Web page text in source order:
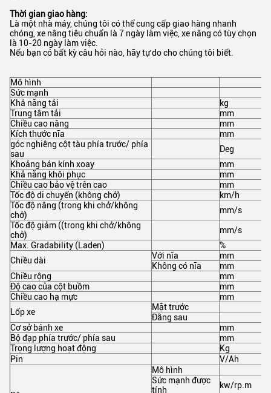
Thời gian giao hàng:
Là một nhà máy, chúng tôi có thể cung cấp giao hàng nhanh
chóng, xe nâng tiêu chuẩn là 7 ngày làm việc, xe nâng có tùy chọn
là 10-20 ngày làm việc.
Nếu bạn có bất kỳ câu hỏi nào, hãy tự do cho chúng tôi biết.
Mô hình
Sức mạnh
Khả năng tải
kg
Trung tâm tải
mm
Chiều cao nâng
mm
Kích thước nĩa
mm
góc nghiêng cột tàu phía trước/ phía
sau
Deg
Khoảng bán kính xoay
mm
Khả năng khôi phục
mm
Chiều cao bảo vệ trên cao
mm
Tốc độ di chuyển (không chở)
km/h
Tốc độ nâng (trong khi chở/không
chở)
mm/s
Tốc độ giảm ((trong khi chở/không
chở)
mm/s
Max. Gradability (Laden)
%
Chiều dài
Với nĩa
mm
Không có nĩa
mm
Chiều rộng
mm
Độ cao của cột buồm
mm
Chiều cao hạ mực
mm
Lốp xe
Mặt trước
Đằng sau
Cơ sở bánh xe
mm
Bộ đạp phía trước/ phía sau
mm
Trọng lượng hoạt động
Kg
Pin
V/Ah
Mô hình
Sức mạnh được
tính
kw/rp.m